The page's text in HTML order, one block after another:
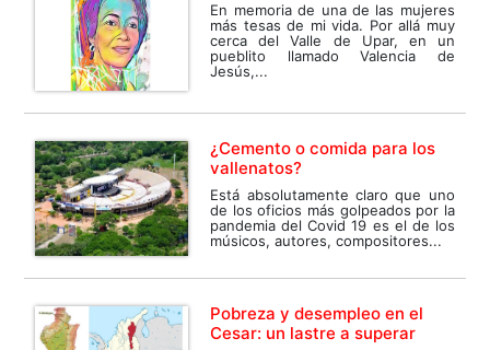
En memoria de una de las mujeres
más tesas de mi vida. Por allá muy
cerca del Valle de Upar, en un
pueblito llamado Valencia de
Jesús,...
¿Cemento o comida para los
vallenatos?
Está absolutamente claro que uno
de los oficios más golpeados por la
pandemia del Covid 19 es el de los
músicos, autores, compositores...
Pobreza y desempleo en el
Cesar: un lastre a superar